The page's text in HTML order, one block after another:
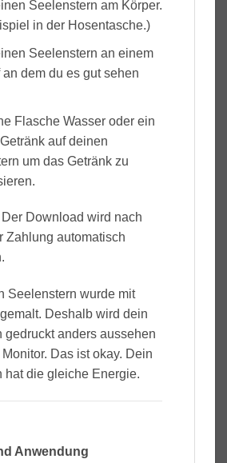
Seelenstern am Körper.
in der Hosentasche.)
Seelenstern an einem
an dem du es gut sehen
Flasche Wasser oder ein
auf deinen
um das Getränk zu
Der Download wird nach
Zahlung automatisch
Seelenstern wurde mit
Deshalb wird dein
gedruckt anders aussehen
Das ist okay. Dein
hat die gleiche Energie.
Anwendung